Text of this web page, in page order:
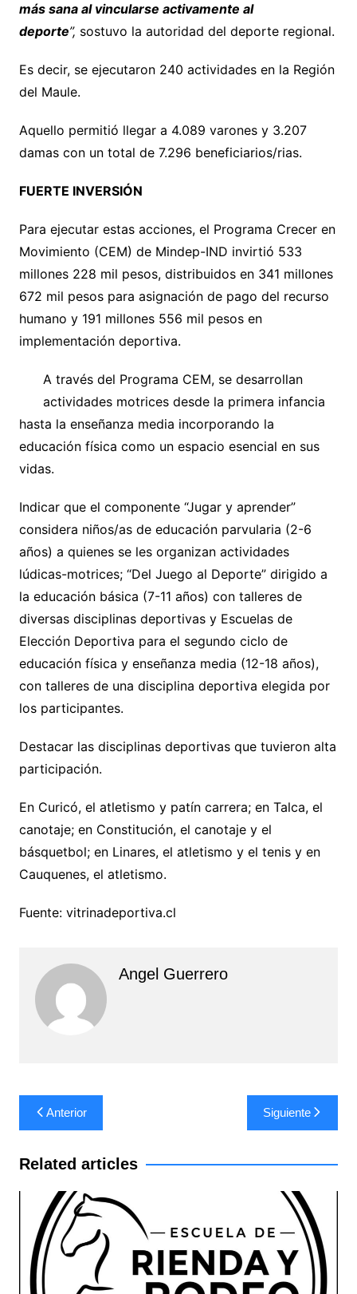
más sana al vincularse activamente al
deporte”, sostuvo la autoridad del deporte regional.
Es decir, se ejecutaron 240 actividades en la Región
del Maule.
Aquello permitió llegar a 4.089 varones y 3.207
damas con un total de 7.296 beneficiarios/rias.
FUERTE INVERSIÓN
Para ejecutar estas acciones, el Programa Crecer en
Movimiento (CEM) de Mindep-IND invirtió 533
millones 228 mil pesos, distribuidos en 341 millones
672 mil pesos para asignación de pago del recurso
humano y 191 millones 556 mil pesos en
implementación deportiva.
A través del Programa CEM, se desarrollan
actividades motrices desde la primera infancia
hasta la enseñanza media incorporando la
educación física como un espacio esencial en sus
vidas.
Indicar que el componente “Jugar y aprender”
considera niños/as de educación parvularia (2-6
años) a quienes se les organizan actividades
lúdicas-motrices; “Del Juego al Deporte” dirigido a
la educación básica (7-11 años) con talleres de
diversas disciplinas deportivas y Escuelas de
Elección Deportiva para el segundo ciclo de
educación física y enseñanza media (12-18 años),
con talleres de una disciplina deportiva elegida por
los participantes.
Destacar las disciplinas deportivas que tuvieron alta
participación.
En Curicó, el atletismo y patín carrera; en Talca, el
canotaje; en Constitución, el canotaje y el
básquetbol; en Linares, el atletismo y el tenis y en
Cauquenes, el atletismo.
Fuente: vitrinadeportiva.cl
Angel Guerrero
Navegación
de
entradas
Anterior Siguiente
Related articles